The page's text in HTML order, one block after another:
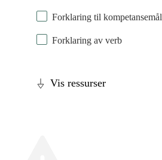
Forklaring til kompetansemål
Forklaring av verb
Vis ressurser